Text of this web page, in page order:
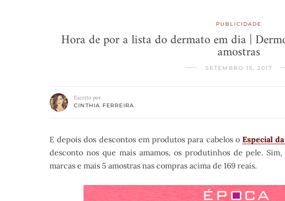
PUBLICIDADE
Hora de por a lista do dermato em dia |
amostras
SETEMBRO 15, 2017
Escrito por
CINTHIA FERREIRA
E depois dos descontos em produtos para cabelos oEspecial
desconto nos que mais amamos, os produtinhos de pele.
marcas e mais 5 amostras nas compras acima de 169 reais.